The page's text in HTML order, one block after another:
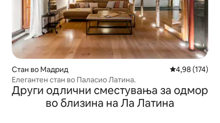
Стан во Мадрид Просечна
4,98 (174)
Елегантен стан во Паласио Латина.
Други одлични сместувања за одмор
во близина на Ла Латина